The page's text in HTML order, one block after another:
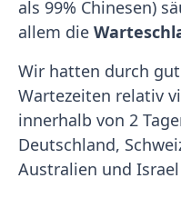
als 99% Chinesen)
allem die
Wir hatten durch
Wartezeiten relativ
innerhalb von 2
Deutschland,
Australien und